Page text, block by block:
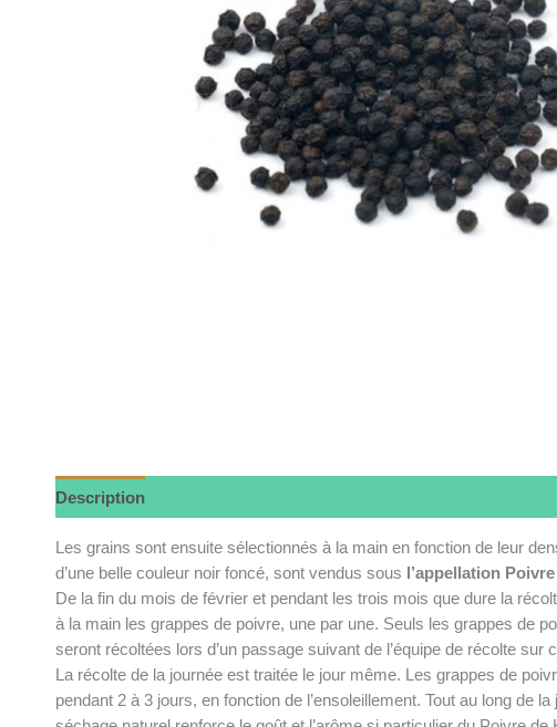
Description
Les grains sont ensuite sélectionnés à la main en fonction de leur
d’une belle couleur noir foncé, sont vendus sous l’appellation
De la fin du mois de février et pendant les trois mois que dure la
à la main les grappes de poivre, une par une. Seuls les grappes de
seront récoltées lors d’un passage suivant de l’équipe de récolte sur
La récolte de la journée est traitée le jour même. Les grappes de
pendant 2 à 3 jours, en fonction de l’ensoleillement. Tout au long de